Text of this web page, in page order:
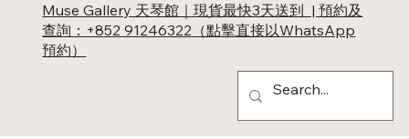
Muse Gallery 天琴館｜現貨最快3天送到 | 預約及
查詢：+852 91246322（點擊直接以WhatsApp
預約）